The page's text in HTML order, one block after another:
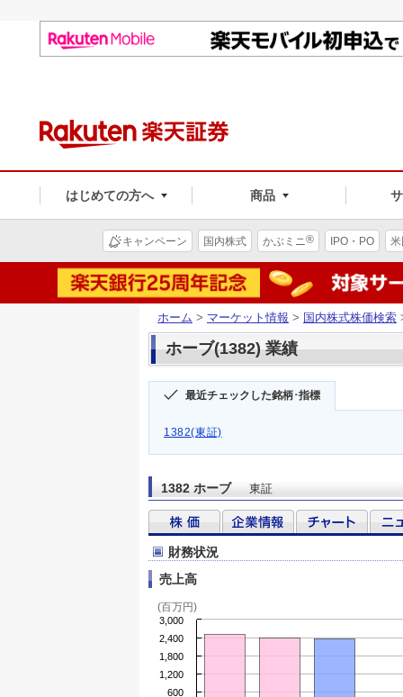
はじめての方へ 商品
キャンペーン 国内株式 かぶミニ® IPO・PO
ホーム > マーケット情報 > 国内株式株価検索
ホーブ(1382) 業績
最近チェックした銘柄･指標
1382(東証)
1382 ホーブ 東証